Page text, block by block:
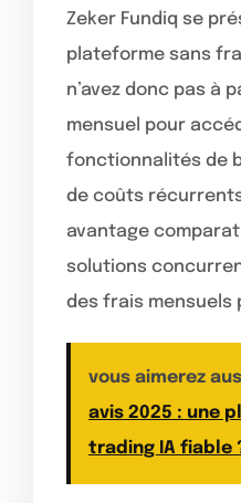
Zeker Fundiq se
plateforme sans
n’avez donc pas à
mensuel pour
fonctionnalités de
de coûts
avantage
solutions
des frais mensuels
vous aimerez
avis 2025 : une
trading IA fiable